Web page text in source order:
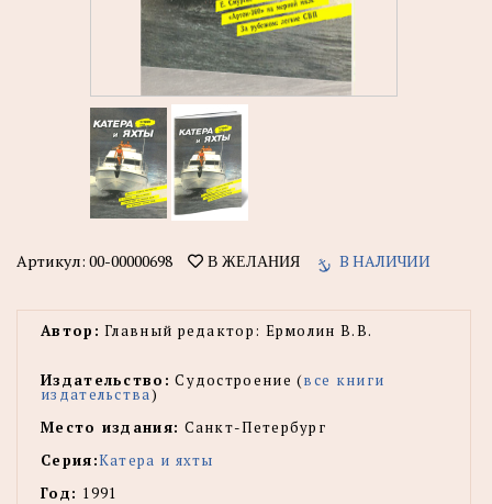
Артикул: 00-00000698 В ЖЕЛАНИЯ В НАЛИЧИИ
Автор: Главный редактор: Ермолин В.В.
Издательство: Судостроение (все книги
издательства)
Место издания: Санкт-Петербург
Серия:Катера и яхты
Год: 1991